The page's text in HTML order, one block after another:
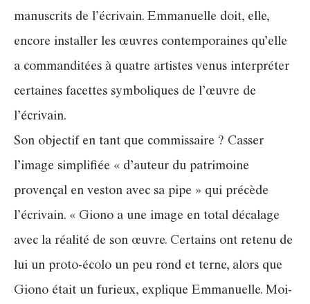
manuscrits de l’écrivain. Emmanuelle doit, elle,
encore installer les œuvres contemporaines qu’elle
a commanditées à quatre artistes venus interpréter
certaines facettes symboliques de l’œuvre de
l’écrivain.
Son objectif en tant que commissaire ? Casser
l’image simplifiée « d’auteur du patrimoine
provençal en veston avec sa pipe » qui précède
l’écrivain. « Giono a une image en total décalage
avec la réalité de son œuvre. Certains ont retenu de
lui un proto-écolo un peu rond et terne, alors que
Giono était un furieux, explique Emmanuelle. Moi-